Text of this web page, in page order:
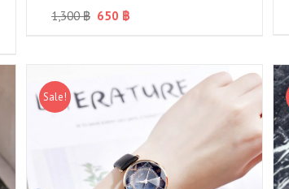
1,300฿ 650 ฿
Sale!